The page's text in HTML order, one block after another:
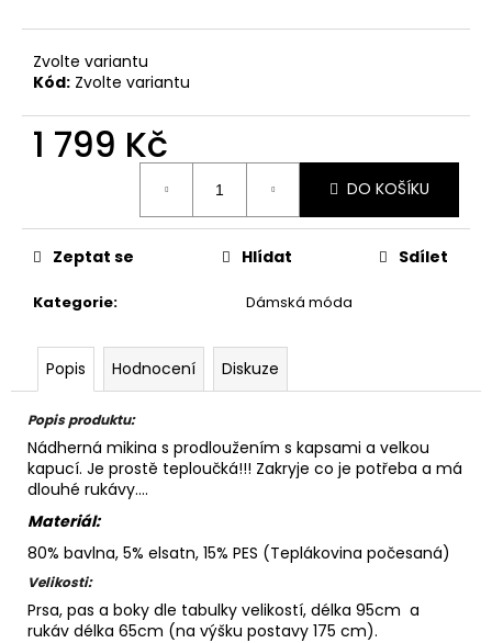
Zvolte variantu
Kód: Zvolte variantu
1 799 Kč
DO KOŠÍKU
Kategorie: Dámská móda
Zeptat se Hlídat Sdílet
Popis Hodnocení Diskuze
Popis produktu:
Nádherná mikina s prodloužením s kapsami a velkou
kapucí. Je prostě teploučká!!! Zakryje co je potřeba a má
dlouhé rukávy....
Materiál:
80% bavlna, 5% elsatn, 15% PES (Teplákovina počesaná)
Velikosti:
Prsa, pas a boky dle tabulky velikostí, délka 95cm a
rukáv délka 65cm (na výšku postavy 175 cm).